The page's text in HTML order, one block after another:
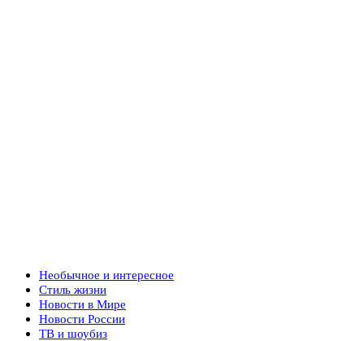
Необычное и интересное
Стиль жизни
Новости в Мире
Новости России
ТВ и шоубиз